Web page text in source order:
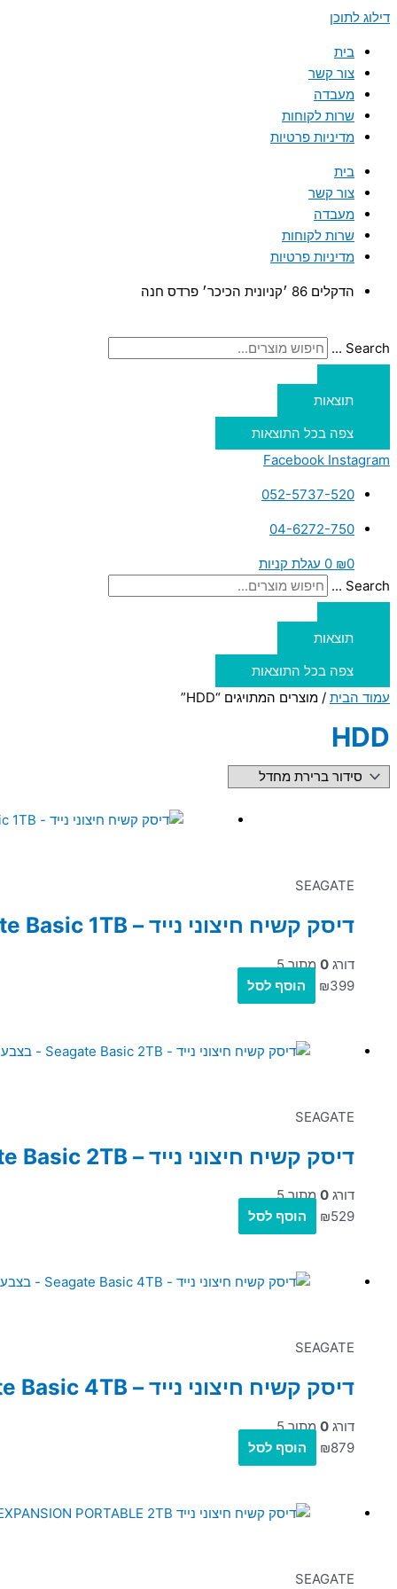
דילוג לתוכן
בית
צור קשר
מעבדה
שרות לקוחות
מדיניות פרטיות
בית
צור קשר
מעבדה
שרות לקוחות
מדיניות פרטיות
הדקלים 86 ׳קניונית הכיכר׳ פרדס חנה
Search ...
תוצאות
צפה בכל התוצאות
Facebook Instagram
052-5737-520
04-6272-750
₪0
0 עגלת קניות
Search ...
תוצאות
צפה בכל התוצאות
עמוד הבית / מוצרים המתויגים “HDD”
HDD
SEAGATE
דיסק קשיח חיצוני נייד – Seagate Basic 1TB – בצבע שחור
דורג 0 מתוך 5
₪399 הוסף לסל
SEAGATE
דיסק קשיח חיצוני נייד – Seagate Basic 2TB – בצבע שחור
דורג 0 מתוך 5
₪529 הוסף לסל
SEAGATE
דיסק קשיח חיצוני נייד – Seagate Basic 4TB – בצבע שחור
דורג 0 מתוך 5
₪879 הוסף לסל
SEAGATE